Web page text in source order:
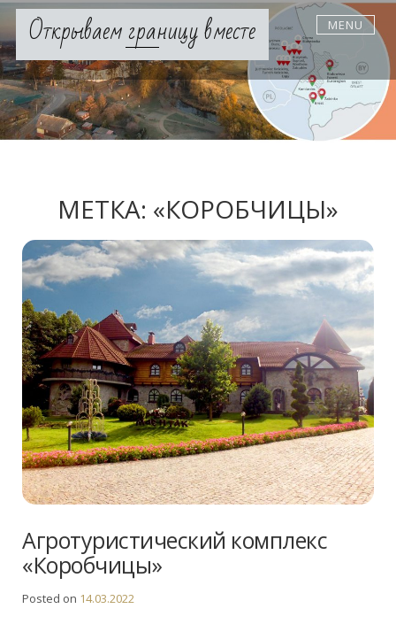
Skip
contentОткрываем границу вместе MENU
МЕТКА: «КОРОБЧИЦЫ»
Агротуристический комплекс
«Коробчицы»
Posted on 14.03.2022